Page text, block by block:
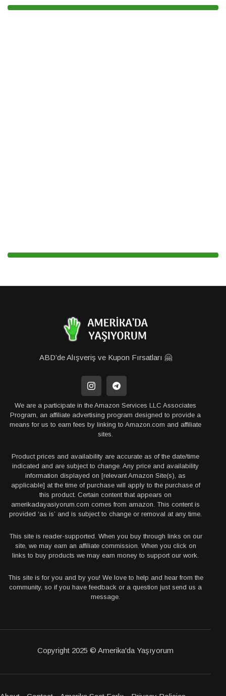
ABD’de Alışveriş ve Kupon Fırsatları 🤗
We are a participate in the Amazon Services LLC Associates
Program, an affiliate advertising program designed to provide a
means for us to earn fees by linking to Amazon.com and affiliate
sites.
Product prices and availability are accurate as of the date/time
indicated and are subject to change. Any price and availability
information displayed on [relevant Amazon Site(s), as
applicable] at the time of purchase will apply to the purchase of
this product. Certain content that appears on
amerikadayasiyorum.com comes from amazon. This content is
provided ‘as is’ and is subject to change or removal at any time.
This site is reader-supported. When you buy through links on our
site, we may earn an affiliate commission. When you click on
links to buy products we may earn money to support our work.
This site is for you and by you! We love to help and hear from the
community, so if you have feedback or a question just send us a
message.
Copyright 2025 © Amerika'da Yaşıyorum